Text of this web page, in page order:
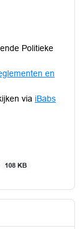
Politieke
en
via iBabs
108 KB